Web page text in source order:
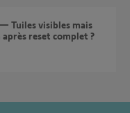
reset complet ?